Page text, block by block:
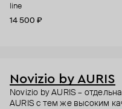
line
14 500 ₽
Novizio by AURIS
Novizio by AURIS –
AURIS с тем же высоким